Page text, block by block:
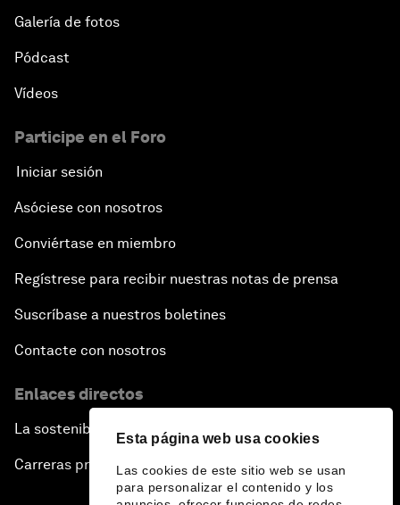
Esta página web usa cookies
Las cookies de este sitio web se usan
para personalizar el contenido y los
Galería de fotos
Pódcast
Vídeos
Participe en el Foro
Iniciar sesión
Asóciese con nosotros
Conviértase en miembro
Regístrese para recibir nuestras notas de prensa
Suscríbase a nuestros boletines
Contacte con nosotros
Enlaces directos
La sostenibilidad en el Foro
Carreras profesionales